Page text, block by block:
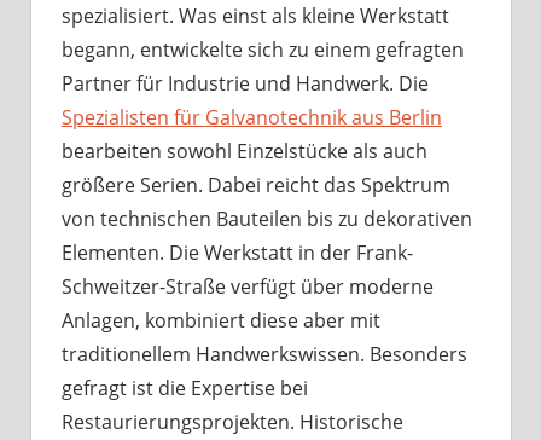
spezialisiert. Was einst als kleine Werkstatt
begann, entwickelte sich zu einem gefragten
Partner für Industrie und Handwerk. Die
Spezialisten für Galvanotechnik aus Berlin
bearbeiten sowohl Einzelstücke als auch
größere Serien. Dabei reicht das Spektrum
von technischen Bauteilen bis zu dekorativen
Elementen. Die Werkstatt in der Frank-
Schweitzer-Straße verfügt über moderne
Anlagen, kombiniert diese aber mit
traditionellem Handwerkswissen. Besonders
gefragt ist die Expertise bei
Restaurierungsprojekten. Historische